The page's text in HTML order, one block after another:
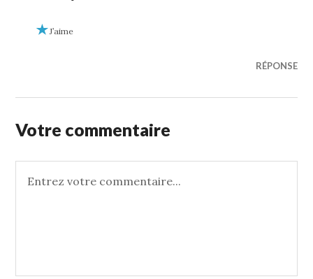
J’aime
RÉPONSE
Votre commentaire